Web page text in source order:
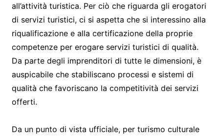
all’attività turistica. Per ciò che riguarda gli erogatori
di servizi turistici, ci si aspetta che si interessino alla
riqualificazione e alla certificazione della proprie
competenze per erogare servizi turistici di qualità.
Da parte degli imprenditori di tutte le dimensioni, è
auspicabile che stabiliscano processi e sistemi di
qualità che favoriscano la competitività dei servizi
offerti.
Da un punto di vista ufficiale, per turismo culturale